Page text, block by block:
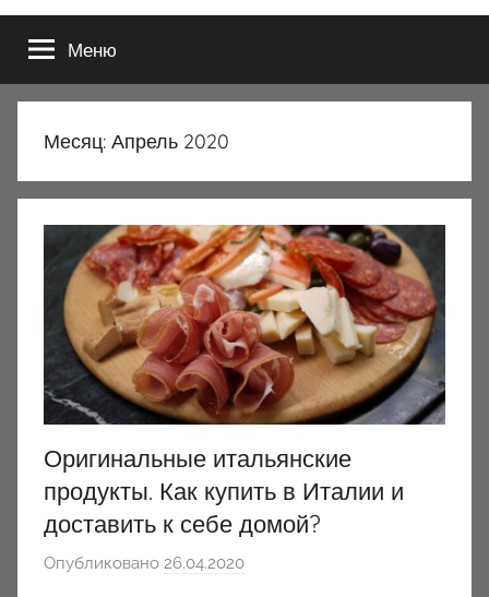
Меню
Месяц: Апрель 2020
Оригинальные итальянские
продукты. Как купить в Италии и
доставить к себе домой?
Опубликовано 26.04.2020